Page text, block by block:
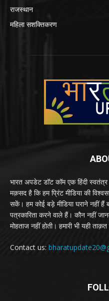
राजस्थान
महिला सशक्तिकरण
भारत अपडेट डॉट कॉम एक हिंदी
मक़सद है कि हम प्रिंट मीडिया की
सकें। हम कोई बड़े मीडिया घराने नहीं हैं
पत्रकारिता करने वाले हैं। कौन नहीं
मोहताज नहीं होती। हमारी भी यही
Contact us: